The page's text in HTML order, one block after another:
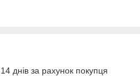
днів за рахунок покупця